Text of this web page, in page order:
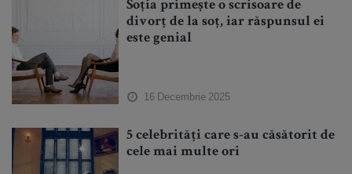
Soția primește o scrisoare de
divorț de la soț, iar răspunsul ei
este genial
16 Decembrie 2025
5 celebrități care s-au căsătorit de
cele mai multe ori